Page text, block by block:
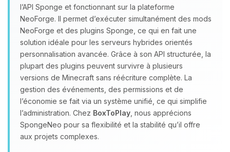
l’API Sponge et fonctionnant sur la plateforme
NeoForge. Il permet d’exécuter simultanément des mods
NeoForge et des plugins Sponge, ce qui en fait une
solution idéale pour les serveurs hybrides orientés
personnalisation avancée. Grâce à son API structurée, la
plupart des plugins peuvent survivre à plusieurs
versions de Minecraft sans réécriture complète. La
gestion des événements, des permissions et de
l’économie se fait via un système unifié, ce qui simplifie
l’administration. Chez BoxToPlay , nous apprécions
SpongeNeo pour sa flexibilité et la stabilité qu’il offre
aux projets complexes.
Youpi, enfin quelqu’un pour me
parler ! Moi c’est Choupy, ton petit
assistant BoxToPlay. Dis-moi ce dont
tu as besoin et je vais remuer mes
petits circuits pour t’aider.
07/08/2026 à 17:02